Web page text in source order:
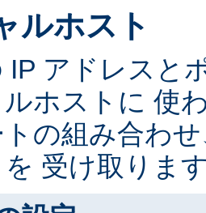
ルホスト
IP アドレスと
ホストに 使
の組み合わ
受け取りま